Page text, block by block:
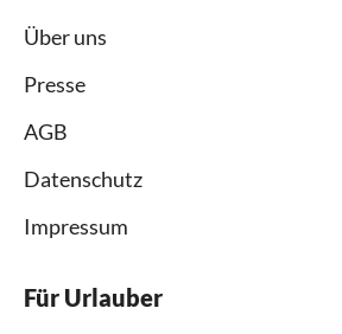
Über uns
Presse
AGB
Datenschutz
Impressum
Für Urlauber